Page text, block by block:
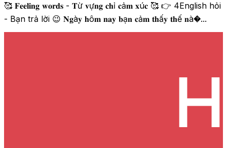
🥰 𝐅𝐞𝐞𝐥𝐢𝐧𝐠 𝐰𝐨𝐫𝐝𝐬 - 𝐓ừ 𝐯ự𝐧𝐠 𝐜𝐡ỉ 𝐜ả𝐦 𝐱ú𝐜 🥰 👉 4English hỏi
- Bạn trả lời 😉 𝐍𝐠à𝐲 𝐡ô𝐦 𝐧𝐚𝐲 𝐛ạ𝐧 𝐜ả𝐦 𝐭𝐡ấ𝐲 𝐭𝐡ế 𝐧à�...